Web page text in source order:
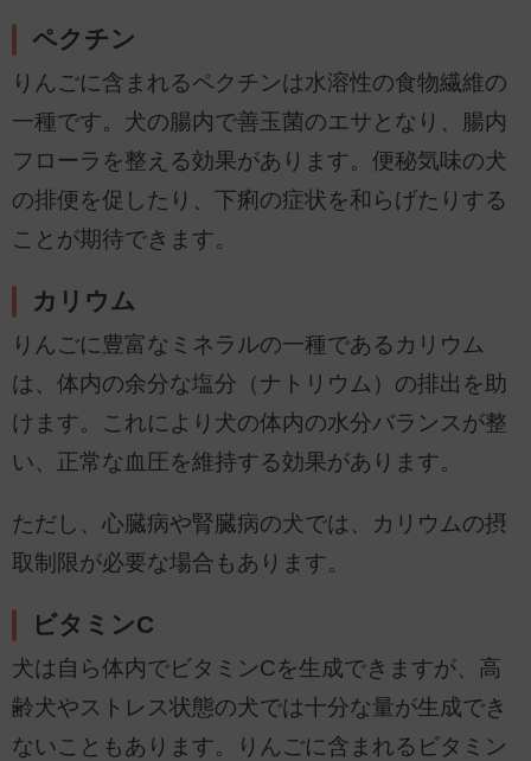
ペクチン
りんごに含まれるペクチンは水溶性の食物繊維の
一種です。犬の腸内で善玉菌のエサとなり、腸内
フローラを整える効果があります。便秘気味の犬
の排便を促したり、下痢の症状を和らげたりする
ことが期待できます。
カリウム
りんごに豊富なミネラルの一種であるカリウム
は、体内の余分な塩分（ナトリウム）の排出を助
けます。これにより犬の体内の水分バランスが整
い、正常な血圧を維持する効果があります。
ただし、心臓病や腎臓病の犬では、カリウムの摂
取制限が必要な場合もあります。
ビタミンC
犬は自ら体内でビタミンCを生成できますが、高
齢犬やストレス状態の犬では十分な量が生成でき
ないこともあります。りんごに含まれるビタミン